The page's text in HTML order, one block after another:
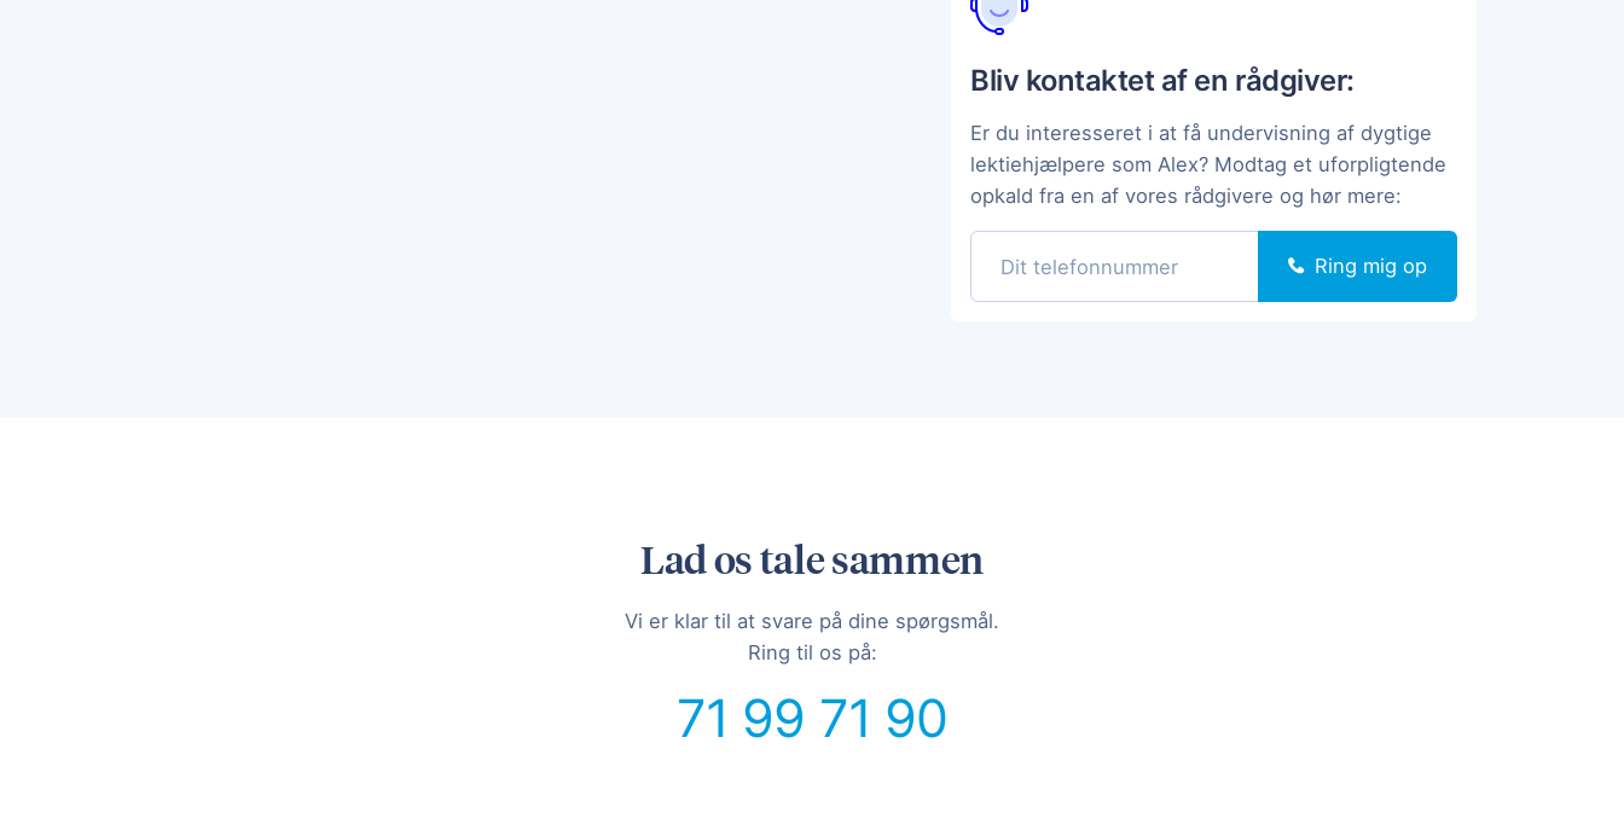
Bliv kontaktet af en rådgiver:
Er du interesseret i at få undervisning af dygtige
lektiehjælpere som Alex? Modtag et uforpligtende
opkald fra en af vores rådgivere og hør mere:
Ring mig op
Lad os tale sammen
Vi er klar til at svare på dine spørgsmål.
Ring til os på:
71 99 71 90